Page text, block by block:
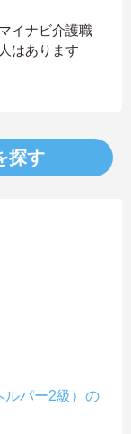
イナビ介護職
はあります
探す
ルパー2級）の